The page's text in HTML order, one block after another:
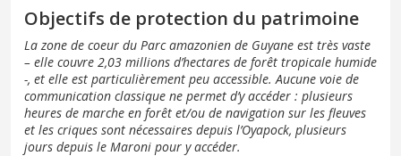
Objectifs de protection du patrimoine
La zone de coeur du Parc amazonien de Guyane est très vaste
– elle couvre 2,03 millions d’hectares de forêt tropicale humide
-, et elle est particulièrement peu accessible. Aucune voie de
communication classique ne permet d’y accéder : plusieurs
heures de marche en forêt et/ou de navigation sur les fleuves
et les criques sont nécessaires depuis l’Oyapock, plusieurs
jours depuis le Maroni pour y accéder.